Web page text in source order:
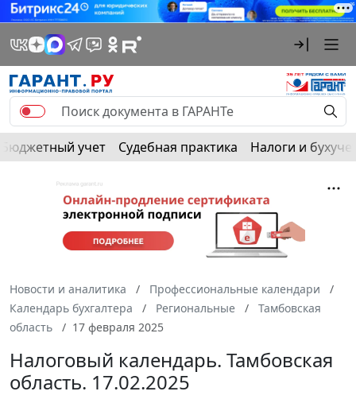
Бюджетный учет Судебная практика Налоги и
Новости и аналитика
Профессиональные календари
Календарь бухгалтера
Региональные
Тамбовская
область
17 февраля 2025
Налоговый календарь. Тамбовская
область. 17.02.2025